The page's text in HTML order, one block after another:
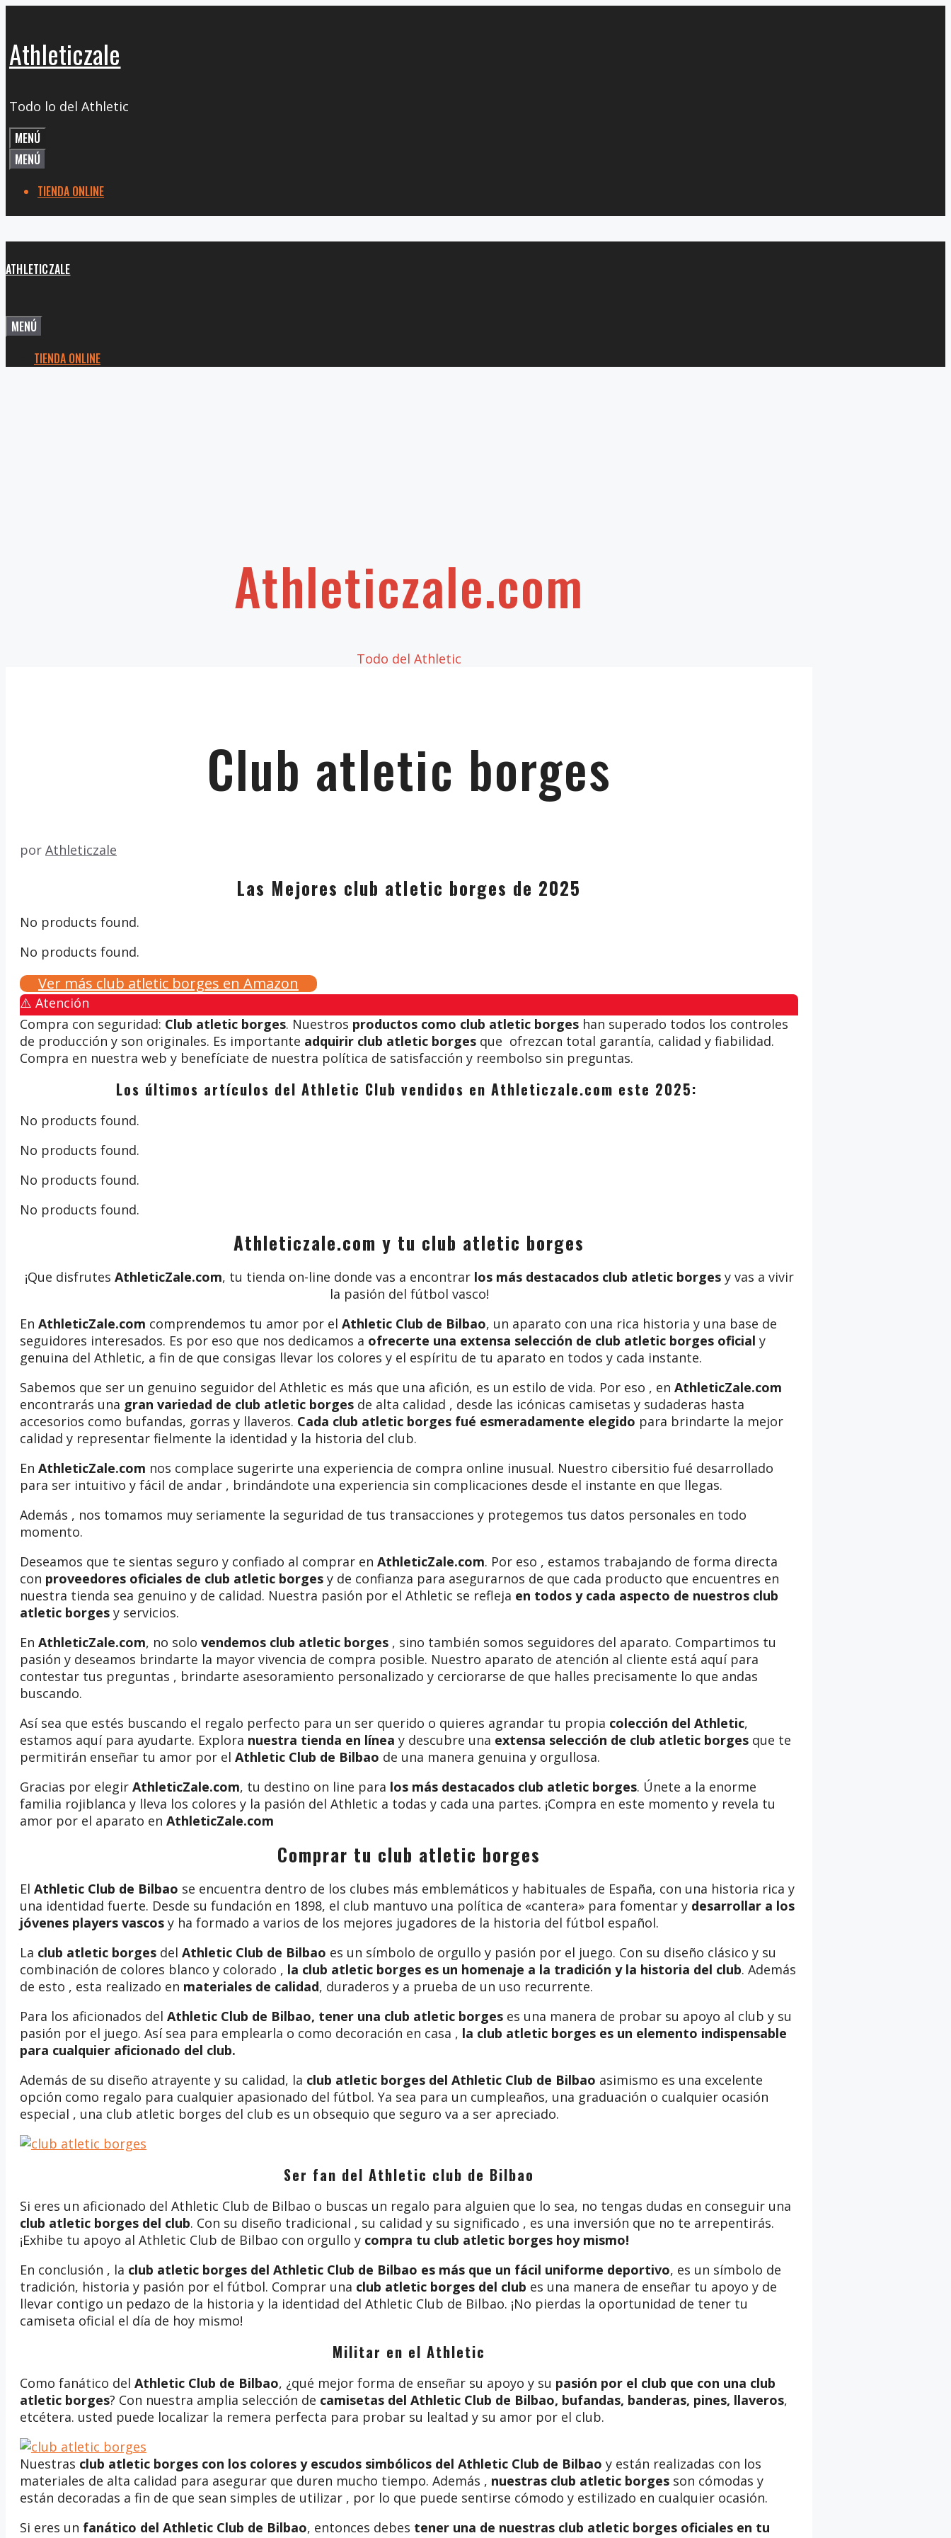
contenido
Athleticzale
Todo lo del Athletic
MENÚ
MENÚ
TIENDA ONLINE
ATHLETICZALE
MENÚ
TIENDA ONLINE
Athleticzale.com
Todo del Athletic
Club atletic borges
por Athleticzale
Las Mejores club atletic borges de 2025
No products found.
No products found.
Ver más club atletic borges en Amazon
⚠️ Atención
Compra con seguridad: Club atletic borges. Nuestros productos como club atletic borges han superado todos los controles
de producción y son originales. Es importante adquirir club atletic borges que ofrezcan total garantía, calidad y fiabilidad.
Compra en nuestra web y benefíciate de nuestra política de satisfacción y reembolso sin preguntas.
Los últimos artículos del Athletic Club vendidos en Athleticzale.com este 2025:
No products found.
No products found.
No products found.
No products found.
Athleticzale.com y tu club atletic borges
¡Que disfrutes AthleticZale.com, tu tienda on-line donde vas a encontrar los más destacados club atletic borgesy vas a vivir
la pasión del fútbol vasco!
En AthleticZale.com comprendemos tu amor por el Athletic Club de Bilbao, un aparato con una rica historia y una base de
seguidores interesados. Es por eso que nos dedicamos a ofrecerte una extensa selección de club atletic borges oficial y
genuina del Athletic, a fin de que consigas llevar los colores y el espíritu de tu aparato en todos y cada instante.
Sabemos que ser un genuino seguidor del Athletic es más que una afición, es un estilo de vida. Por eso , en AthleticZale.com
encontrarás una gran variedad de club atletic borges de alta calidad , desde las icónicas camisetas y sudaderas hasta
accesorios como bufandas, gorras y llaveros. Cada club atletic borges fué esmeradamente elegido para brindarte la mejor
calidad y representar fielmente la identidad y la historia del club.
En AthleticZale.com nos complace sugerirte una experiencia de compra online inusual. Nuestro cibersitio fué desarrollado
para ser intuitivo y fácil de andar , brindándote una experiencia sin complicaciones desde el instante en que llegas.
Además , nos tomamos muy seriamente la seguridad de tus transacciones y protegemos tus datos personales en todo
momento.
Deseamos que te sientas seguro y confiado al comprar en AthleticZale.com. Por eso , estamos trabajando de forma directa
con proveedores oficiales de club atletic borges y de confianza para asegurarnos de que cada producto que encuentres en
nuestra tienda sea genuino y de calidad. Nuestra pasión por el Athletic se refleja en todos y cada aspecto de nuestros club
atletic borges y servicios.
En AthleticZale.com, no solo vendemos club atletic borges , sino también somos seguidores del aparato. Compartimos tu
pasión y deseamos brindarte la mayor vivencia de compra posible. Nuestro aparato de atención al cliente está aquí para
contestar tus preguntas , brindarte asesoramiento personalizado y cerciorarse de que halles precisamente lo que andas
buscando.
Así sea que estés buscando el regalo perfecto para un ser querido o quieres agrandar tu propia colección del Athletic,
estamos aquí para ayudarte. Explora nuestra tienda en línea y descubre una extensa selección de club atletic borges que te
permitirán enseñar tu amor por el Athletic Club de Bilbao de una manera genuina y orgullosa.
Gracias por elegir AthleticZale.com, tu destino on line para los más destacados club atletic borges. Únete a la enorme
familia rojiblanca y lleva los colores y la pasión del Athletic a todas y cada una partes. ¡Compra en este momento y revela tu
amor por el aparato en AthleticZale.com
Comprar tu club atletic borges
El Athletic Club de Bilbao se encuentra dentro de los clubes más emblemáticos y habituales de España, con una historia rica y
una identidad fuerte. Desde su fundación en 1898, el club mantuvo una política de «cantera» para fomentar y desarrollar a los
jóvenes players vascos y ha formado a varios de los mejores jugadores de la historia del fútbol español.
La club atletic borges del Athletic Club de Bilbao es un símbolo de orgullo y pasión por el juego. Con su diseño clásico y su
combinación de colores blanco y colorado , la club atletic borges es un homenaje a la tradición y la historia del club. Además
de esto , esta realizado en materiales de calidad, duraderos y a prueba de un uso recurrente.
Para los aficionados del Athletic Club de Bilbao, tener una club atletic borges es una manera de probar su apoyo al club y su
pasión por el juego. Así sea para emplearla o como decoración en casa , la club atletic borges es un elemento indispensable
para cualquier aficionado del club.
Además de su diseño atrayente y su calidad, la club atletic borges del Athletic Club de Bilbao asimismo es una excelente
opción como regalo para cualquier apasionado del fútbol. Ya sea para un cumpleaños, una graduación o cualquier ocasión
especial , una club atletic borges del club es un obsequio que seguro va a ser apreciado.
Ser fan del Athletic club de Bilbao
Si eres un aficionado del Athletic Club de Bilbao o buscas un regalo para alguien que lo sea, no tengas dudas en conseguir una
club atletic borges del club. Con su diseño tradicional , su calidad y su significado , es una inversión que no te arrepentirás.
¡Exhibe tu apoyo al Athletic Club de Bilbao con orgullo y compra tu club atletic borges hoy mismo!
En conclusión , la club atletic borges del Athletic Club de Bilbao es más que un fácil uniforme deportivo, es un símbolo de
tradición, historia y pasión por el fútbol. Comprar una club atletic borges del club es una manera de enseñar tu apoyo y de
llevar contigo un pedazo de la historia y la identidad del Athletic Club de Bilbao. ¡No pierdas la oportunidad de tener tu
camiseta oficial el día de hoy mismo!
Militar en el Athletic
Como fanático del Athletic Club de Bilbao, ¿qué mejor forma de enseñar su apoyo y su pasión por el club que con una club
atletic borges? Con nuestra amplia selección de camisetas del Athletic Club de Bilbao, bufandas, banderas, pines, llaveros,
etcétera. usted puede localizar la remera perfecta para probar su lealtad y su amor por el club.
Nuestras club atletic borges con los colores y escudos simbólicos del Athletic Club de Bilbao y están realizadas con los
materiales de alta calidad para asegurar que duren mucho tiempo. Además , nuestras club atletic borges son cómodas y
están decoradas a fin de que sean simples de utilizar , por lo que puede sentirse cómodo y estilizado en cualquier ocasión.
Si eres un fanático del Athletic Club de Bilbao, entonces debes tener una de nuestras club atletic borges oficiales en tu